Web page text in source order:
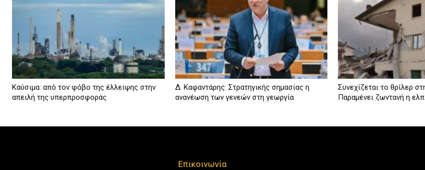
Καύσιμα: από τον φόβο της έλλειψης στην
απειλή της υπερπροσφοράς
Δ. Καφαντάρης: Στρατηγικής σημασίας η
ανανέωση των γενεών στη γεωργία
Συνεχίζεται το θρίλερ
Παραμένει ζωντανή η
Επικοινωνία